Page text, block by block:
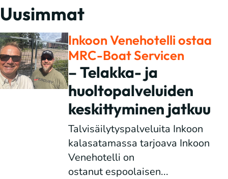
Uusimmat
Inkoon Venehotelli ostaa
MRC-Boat Servicen
– Telakka- ja
huoltopalveluiden
keskittyminen jatkuu
Talvisäilytyspalveluita Inkoon
kalasatamassa tarjoava Inkoon
Venehotelli on
ostanut espoolaisen...